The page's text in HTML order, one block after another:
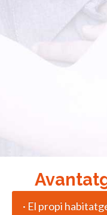
· El propi